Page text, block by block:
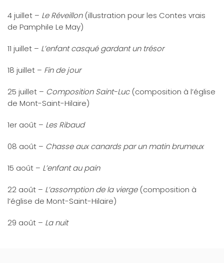
4 juillet – Le Réveillon (illustration pour les Contes vrais
de Pamphile Le May)
11 juillet – L’enfant casqué gardant un trésor
18 juillet – Fin de jour
25 juillet – Composition Saint-Luc (composition à l’église
de Mont-Saint-Hilaire)
1er août – Les Ribaud
08 août – Chasse aux canards par un matin brumeux
15 août – L’enfant au pain
22 août – L’assomption de la vierge(composition à
l’église de Mont-Saint-Hilaire)
29 août – La nuit